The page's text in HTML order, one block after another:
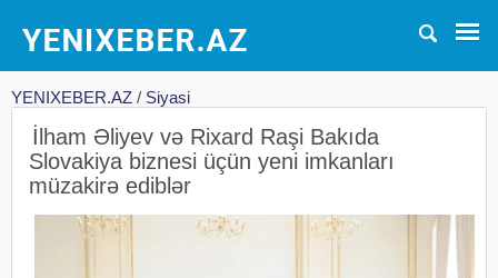
YENIXEBER.AZ / Siyasi
İlham Əliyev və Rixard Raşi Bakıda
Slovakiya biznesi üçün yeni imkanları
müzakirə ediblər